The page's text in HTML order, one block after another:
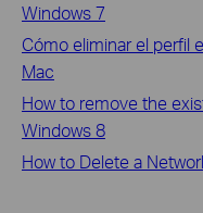
Windows 7
Cómo eliminar el perfil
Mac
How to remove the
Windows 8
How to Delete a